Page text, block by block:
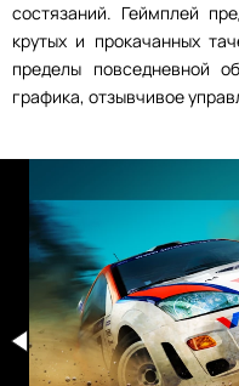
состязаний. Геймплей
крутых и прокачанных
пределы повседневной
графика, отзывчивое